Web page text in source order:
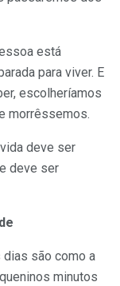
está
para viver. E
escolheríamos
morrêssemos.
deve ser
deve ser
são como a
minutos